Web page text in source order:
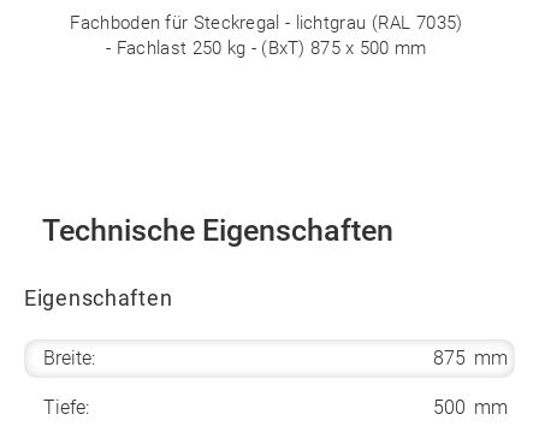
Fachboden für Steckregal - lichtgrau (RAL 7035)
- Fachlast 250 kg - (BxT) 875 x 500 mm
Technische Eigenschaften
Eigenschaften
Breite: 875 mm
Tiefe: 500 mm